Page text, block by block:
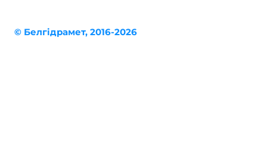
© Белгiдрaмет, 2016-2026